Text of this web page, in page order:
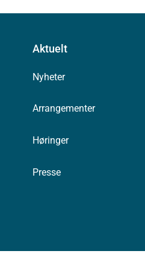
Aktuelt
Nyheter
Arrangementer
Høringer
Presse